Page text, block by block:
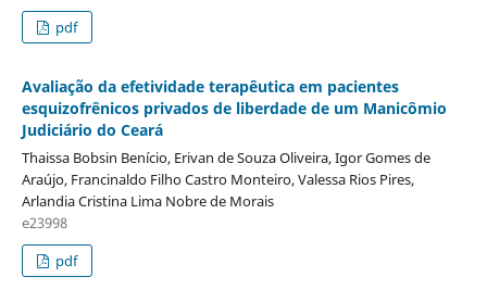
pdf
Avaliação da efetividade terapêutica em pacientes
esquizofrênicos privados de liberdade de um Manicômio
Judiciário do Ceará
Thaissa Bobsin Benício, Erivan de Souza Oliveira, Igor Gomes de
Araújo, Francinaldo Filho Castro Monteiro, Valessa Rios Pires,
Arlandia Cristina Lima Nobre de Morais
e23998
pdf